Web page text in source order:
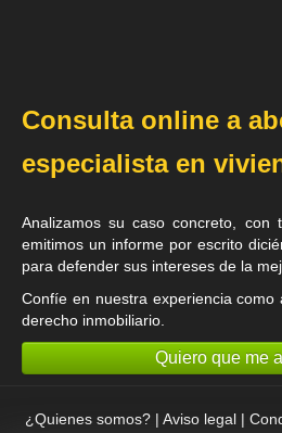
Consulta online a
especialista en
Analizamos su caso concreto, con
emitimos un informe por escrito
para defender sus intereses de la
Confíe en nuestra experiencia como
derecho inmobiliario
Quiero que me
¿Quienes somos?| Aviso legal|